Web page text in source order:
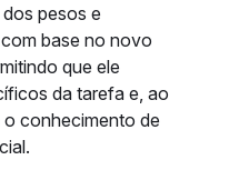
pesos e
base no novo
que ele
da tarefa e, ao
conhecimento de